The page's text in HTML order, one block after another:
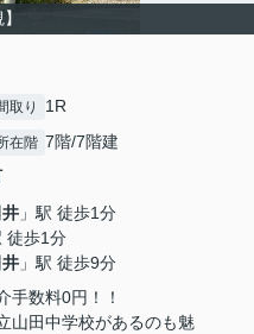
取り 1R
在階 7階/7階建
井 」駅 徒歩1分
徒歩1分
」駅 徒歩9分
手数料0円！！
山田中学校があるのも魅